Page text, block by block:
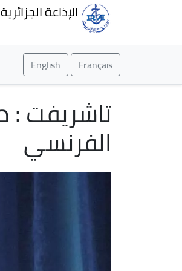
الإذاعة الجزائرية
Français
English
الفرنسي